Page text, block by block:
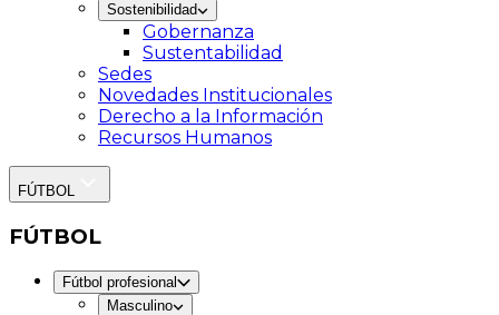
Sostenibilidad
Gobernanza
Sustentabilidad
Sedes
Novedades Institucionales
Derecho a la Información
Recursos Humanos
FÚTBOL
FÚTBOL
Fútbol profesional
Masculino